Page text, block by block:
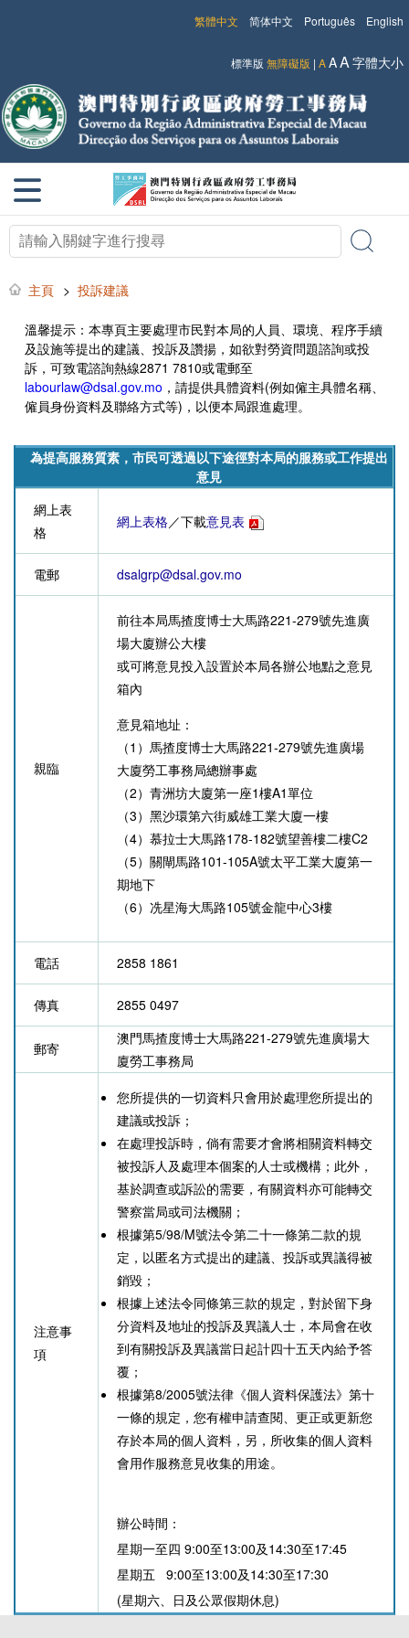
English
Português
简体中文
繁體中文
標準版 無障礙版 | AAA字體大小
主頁 > 投訴建議
溫馨提示：本專頁主要處理市民對本局的人員、環境、程序手續
及設施等提出的建議、投訴及讚揚，如欲對勞資問題諮詢或投
訴，可致電諮詢熱線2871 7810或電郵至
labourlaw@dsal.gov.mo ，請提供具體資料(例如僱主具體名稱、
僱員身份資料及聯絡方式等)，以便本局跟進處理。
為提高服務質素，市民可透過以下途徑對本局的服務或工作提出
意見
網上表
格
網上表格／下載意見表
電郵 dsalgrp@dsal.gov.mo
親臨
前往本局馬揸度博士大馬路221-279號先進廣
場大廈辦公大樓
或可將意見投入設置於本局各辦公地點之意見
箱內
意見箱地址：
（1）馬揸度博士大馬路221-279號先進廣場
大廈勞工事務局總辦事處
（2）青洲坊大廈第一座1樓A1單位
（3）黑沙環第六街威雄工業大廈一樓
（4）慕拉士大馬路178-182號望善樓二樓C2
（5）關閘馬路101-105A號太平工業大廈第一
期地下
（6） 冼星海大馬路105號金龍中心3樓
電話 2858 1861
傳真 2855 0497
郵寄
澳門馬揸度博士大馬路221-279號先進廣場大
廈勞工事務局
注意事
項
您所提供的一切資料只會用於處理您所提出的
建議或投訴；
在處理投訴時，倘有需要才會將相關資料轉交
被投訴人及處理本個案的人士或機構；此外，
基於調查或訴訟的需要，有關資料亦可能轉交
警察當局或司法機關；
根據第5/98/M號法令第二十一條第二款的規
定，以匿名方式提出的建議、投訴或異議得被
銷毀；
根據上述法令同條第三款的規定，對於留下身
分資料及地址的投訴及異議人士，本局會在收
到有關投訴及異議當日起計四十五天內給予答
覆；
根據第8/2005號法律《個人資料保護法》第十
一條的規定，您有權申請查閱、更正或更新您
存於本局的個人資料，另，所收集的個人資料
會用作服務意見收集的用途。
辦公時間：
星期一至四 9:00至13:00及14:30至17:45
星期五 9:00至13:00及14:30至17:30
(星期六、日及公眾假期休息)